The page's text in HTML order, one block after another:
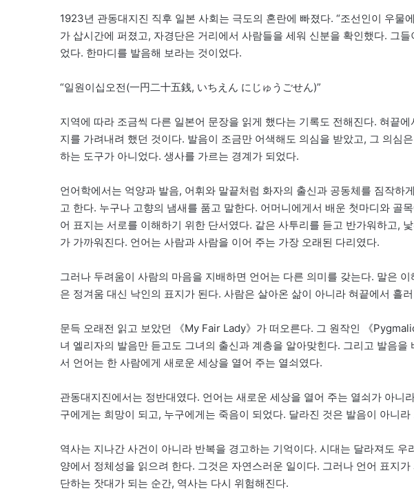
1923년 관동대지진 직후 일본 사회는 극도의 혼란에 빠졌다. “조선인이 우물
가 삽시간에 퍼졌고, 자경단은 거리에서 사람들을 세워 신분을 확인했다. 그
었다. 한마디를 발음해 보라는 것이었다.
“일원이십오전(一円二十五銭, いちえん にじゅうごせん)”
지역에 따라 조금씩 다른 일본어 문장을 읽게 했다는 기록도 전해진다. 혀끝
지를 가려내려 했던 것이다. 발음이 조금만 어색해도 의심을 받았고, 그 의심
하는 도구가 아니었다. 생사를 가르는 경계가 되었다.
언어학에서는 억양과 발음, 어휘와 말끝처럼 화자의 출신과 공동체를 짐작하
고 한다. 누구나 고향의 냄새를 품고 말한다. 어머니에게서 배운 첫마디와 골
어 표지는 서로를 이해하기 위한 단서였다. 같은 사투리를 듣고 반가워하고,
가 가까워진다. 언어는 사람과 사람을 이어 주는 가장 오래된 다리였다.
그러나 두려움이 사람의 마음을 지배하면 언어는 다른 의미를 갖는다. 말은
은 정겨움 대신 낙인의 표지가 된다. 사람은 살아온 삶이 아니라 혀끝에서 흘
문득 오래전 읽고 보았던 《My Fair Lady》가 떠오른다. 그 원작인 《
녀 엘리자의 발음만 듣고도 그녀의 출신과 계층을 알아맞힌다. 그리고 발음
서 언어는 한 사람에게 새로운 세상을 열어 주는 열쇠였다.
관동대지진에서는 정반대였다. 언어는 새로운 세상을 열어 주는 열쇠가 아니
구에게는 희망이 되고, 누구에게는 죽음이 되었다. 달라진 것은 발음이 아니
역사는 지나간 사건이 아니라 반복을 경고하는 기억이다. 시대는 달라져도
양에서 정체성을 읽으려 한다. 그것은 자연스러운 일이다. 그러나 언어 표지
단하는 잣대가 되는 순간, 역사는 다시 위험해진다.